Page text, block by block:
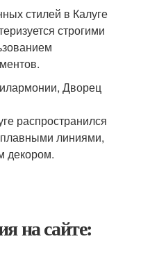
стилей в Калуге
строгими
Дворец
распространился
плавными линиями,
декором.
на сайте: